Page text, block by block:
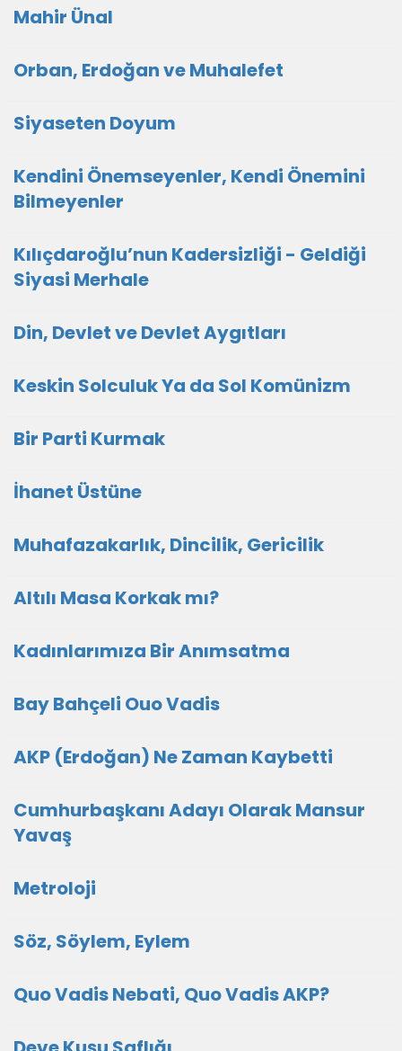
Mahir Ünal
Orban, Erdoğan ve Muhalefet
Siyaseten Doyum
Kendini Önemseyenler, Kendi Önemini
Bilmeyenler
Kılıçdaroğlu’nun Kadersizliği - Geldiği
Siyasi Merhale
Din, Devlet ve Devlet Aygıtları
Keskin Solculuk Ya da Sol Komünizm
Bir Parti Kurmak
İhanet Üstüne
Muhafazakarlık, Dincilik, Gericilik
Altılı Masa Korkak mı?
Kadınlarımıza Bir Anımsatma
Bay Bahçeli Ouo Vadis
AKP (Erdoğan) Ne Zaman Kaybetti
Cumhurbaşkanı Adayı Olarak Mansur
Yavaş
Metroloji
Söz, Söylem, Eylem
Quo Vadis Nebati, Quo Vadis AKP?